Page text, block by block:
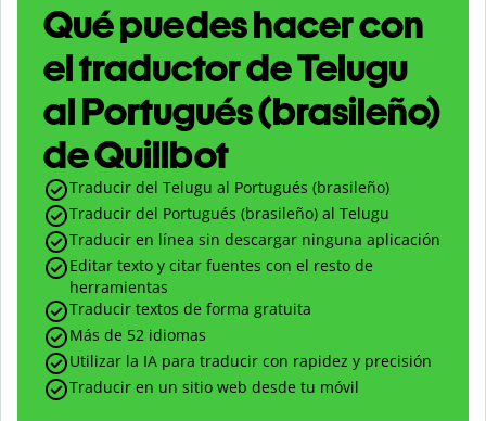
Qué puedes hacer con
el traductor de Telugu
al Portugués (brasileño)
de Quillbot
Traducir del Telugu al Portugués (brasileño)
Traducir del Portugués (brasileño) al Telugu
Traducir en línea sin descargar ninguna aplicación
Editar texto y citar fuentes con el resto de
herramientas
Traducir textos de forma gratuita
Más de 52 idiomas
Utilizar la IA para traducir con rapidez y precisión
Traducir en un sitio web desde tu móvil